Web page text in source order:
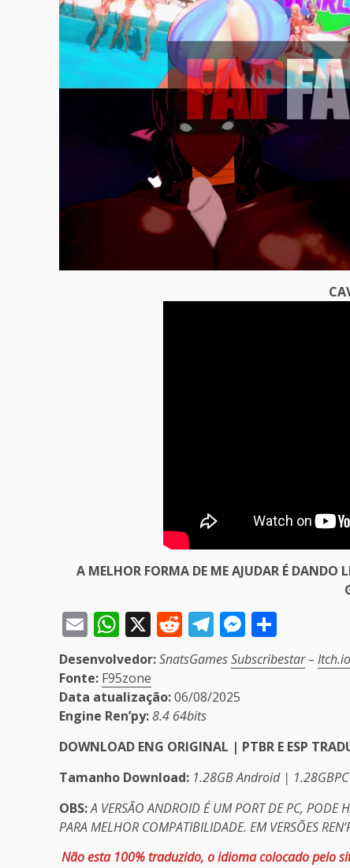
A MELHOR FORMA DE ME AJUDAR É DANDO
EmailWhatsApp
X Reddit
Telegram
Desenvolvedor:SnatsGamesSubscribestar– Itch.io
Fonte: F95zone
Data atualização:06/08/2025
Engine Ren’py:8.4 64bits
DOWNLOAD ENG ORIGINAL | PTBR E ESP
Tamanho Download: 1.28GB Android | 1.28GBPC
OBS:A VERSÃO ANDROID É UM PORT DE PC, PODE
PARA MELHOR COMPATIBILIDADE. EM VERSÕES
Não esta 100% traduzido, o idioma colocado pelo